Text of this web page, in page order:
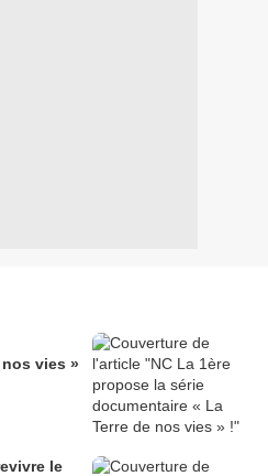
vies »
le